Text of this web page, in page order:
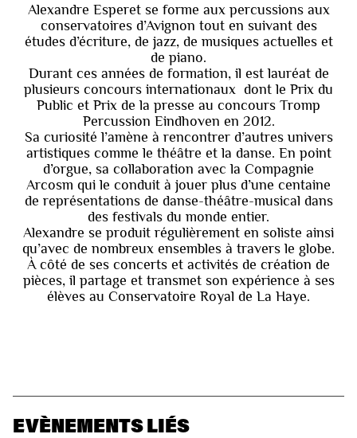
Alexandre Esperet se forme aux percussions aux
conservatoires d’Avignon tout en suivant des
études d’écriture, de jazz, de musiques actuelles et
de piano.
Durant ces années de formation, il est lauréat de
plusieurs concours internationaux dont le Prix du
Public et Prix de la presse au concours Tromp
Percussion Eindhoven en 2012.
Sa curiosité l’amène à rencontrer d’autres univers
artistiques comme le théâtre et la danse. En point
d’orgue, sa collaboration avec la Compagnie
Arcosm qui le conduit à jouer plus d’une centaine
de représentations de danse-théâtre-musical dans
des festivals du monde entier.
Alexandre se produit régulièrement en soliste ainsi
qu’avec de nombreux ensembles à travers le globe.
À côté de ses concerts et activités de création de
pièces, il partage et transmet son expérience à ses
élèves au Conservatoire Royal de La Haye.
EVÈNEMENTS LIÉS